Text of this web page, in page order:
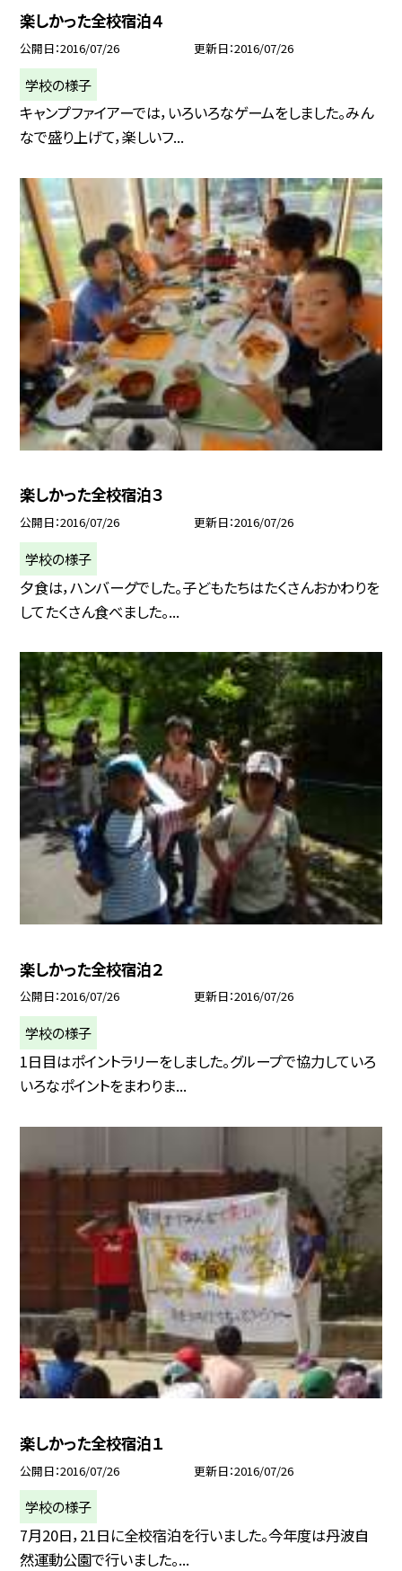
楽しかった全校宿泊４
公開日 2016/07/26 更新日 2016/07/26
学校の様子
キャンプファイアーでは，いろいろなゲームをしました。みん
なで盛り上げて，楽しいフ...
楽しかった全校宿泊３
公開日 2016/07/26 更新日 2016/07/26
学校の様子
夕食は，ハンバーグでした。子どもたちはたくさんおかわりを
してたくさん食べました。...
楽しかった全校宿泊２
公開日 2016/07/26 更新日 2016/07/26
学校の様子
1日目はポイントラリーをしました。グループで協力していろ
いろなポイントをまわりま...
楽しかった全校宿泊１
公開日 2016/07/26 更新日 2016/07/26
学校の様子
7月20日，21日に全校宿泊を行いました。今年度は丹波自
然運動公園で行いました。...